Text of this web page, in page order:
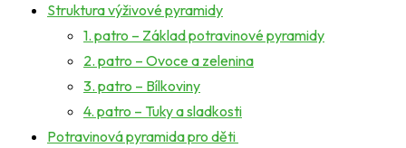
Struktura výživové pyramidy
1. patro – Základ potravinové pyramidy
2. patro – Ovoce a zelenina
3. patro – Bílkoviny
4. patro – Tuky a sladkosti
Potravinová pyramida pro děti